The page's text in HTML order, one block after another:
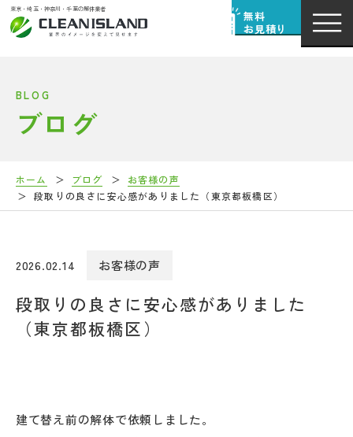
東京・埼玉・神奈川・千葉の解体業者
無料
お見積り
BLOG
ブログ
ホーム ブログ
お客様の声
段取りの良さに安心感がありました（東京都板橋区）
2026.02.14 お客様の声
段取りの良さに安心感がありました
（東京都板橋区）
建て替え前の解体で依頼しました。